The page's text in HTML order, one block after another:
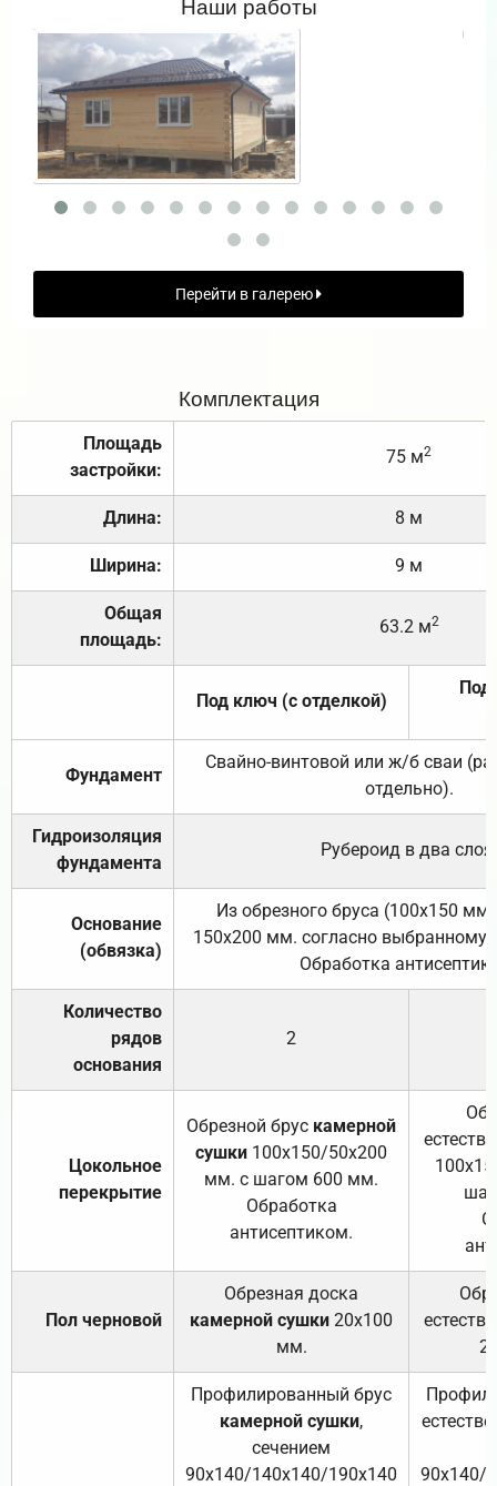
Перейти в галерею
Комплектация
Площадь
застройки:
75 м2
Длина: 8 м
Ширина: 9 м
Общая
площадь:
63.2 м2
Под ключ (с отделкой)
Под
Фундамент
Свайно-винтовой или ж/б сваи
отдельно).
Гидроизоляция
фундамента
Рубероид в два слоя.
Основание
(обвязка)
Из обрезного бруса (100х150
150х200 мм. согласно выбранному
Обработка
Количество
рядов
основания
2
Цокольное
перекрытие
Обрезной брус камерной
сушки 100х150/50х200
мм. с шагом 600 мм.
Обработка
антисептиком.
Пол черновой
Обрезная доска
камерной сушки 20х100
мм.
Профилированный брус
камерной сушки,
сечением
90х140/140х140/190х140
90х140/